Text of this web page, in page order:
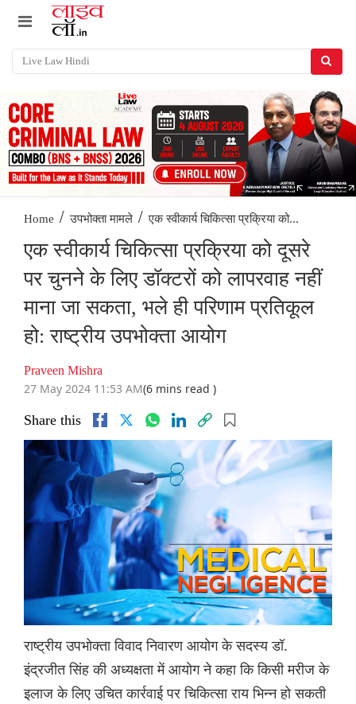
Home / उपभोक्ता मामले / एक स्वीकार्य चिकित्सा प्रक्रिया को...
एक स्वीकार्य चिकित्सा प्रक्रिया को दूसरे
पर चुनने के लिए डॉक्टरों को लापरवाह नहीं
माना जा सकता, भले ही परिणाम प्रतिकूल
हो: राष्ट्रीय उपभोक्ता आयोग
Praveen Mishra
27 May 2024 11:53 AM(6 mins read )
Share this
राष्ट्रीय उपभोक्ता विवाद निवारण आयोग के सदस्य डॉ.
इंद्रजीत सिंह की अध्यक्षता में आयोग ने कहा कि किसी मरीज के
इलाज के लिए उचित कार्रवाई पर चिकित्सा राय भिन्न हो सकती